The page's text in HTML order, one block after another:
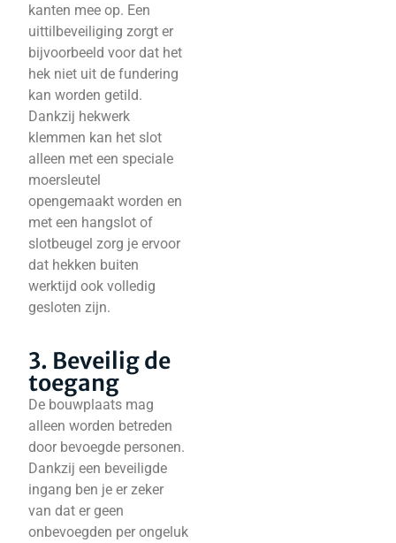
kanten mee op. Een
uittilbeveiliging zorgt er
bijvoorbeeld voor dat het
hek niet uit de fundering
kan worden getild.
Dankzij hekwerk
klemmen kan het slot
alleen met een speciale
moersleutel
opengemaakt worden en
met een hangslot of
slotbeugel zorg je ervoor
dat hekken buiten
werktijd ook volledig
gesloten zijn.
3. Beveilig de
toegang
De bouwplaats mag
alleen worden betreden
door bevoegde personen.
Dankzij een beveiligde
ingang ben je er zeker
van dat er geen
onbevoegden per ongeluk